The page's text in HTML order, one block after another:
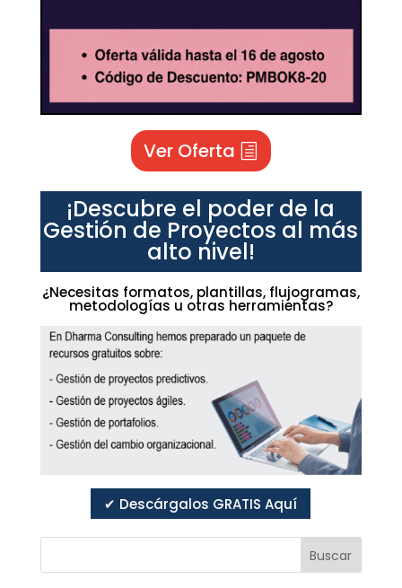
Ver Oferta
¡Descubre el poder de la
Gestión de Proyectos al más
alto nivel!
¿Necesitas formatos, plantillas, flujogramas,
metodologías u otras herramientas?
✔ Descárgalos GRATIS Aquí
Buscar